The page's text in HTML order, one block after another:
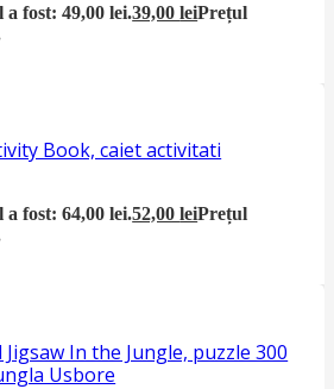
fost: 49,00 lei.39,00leiPrețul
Book, caiet activitati
fost: 64,00 lei.52,00leiPrețul
In the Jungle, puzzle 300
Usbore